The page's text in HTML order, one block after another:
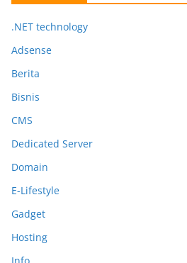
.NET technology
Adsense
Berita
Bisnis
CMS
Dedicated Server
Domain
E-Lifestyle
Gadget
Hosting